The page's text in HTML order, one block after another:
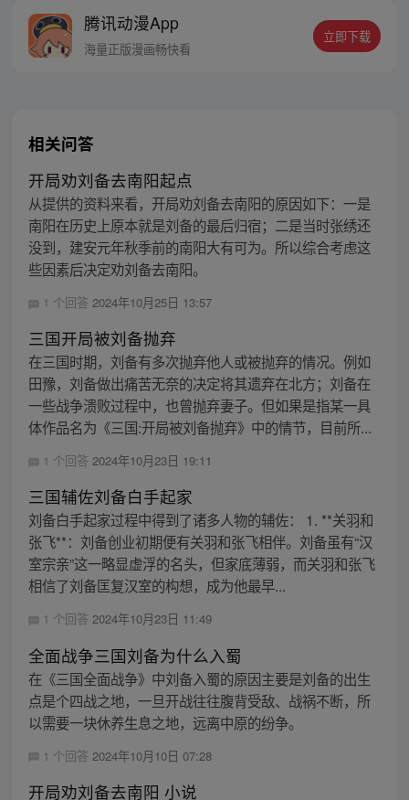
腾讯动漫App
海量正版漫画畅快看
立即下载
相关问答
开局劝刘备去南阳起点
从提供的资料来看，开局劝刘备去南阳的原因如下：一是
南阳在历史上原本就是刘备的最后归宿；二是当时张绣还
没到，建安元年秋季前的南阳大有可为。所以综合考虑这
些因素后决定劝刘备去南阳。
1 个回答 2024年10月25日 13:57
三国开局被刘备抛弃
在三国时期，刘备有多次抛弃他人或被抛弃的情况。例如
田豫，刘备做出痛苦无奈的决定将其遗弃在北方；刘备在
一些战争溃败过程中，也曾抛弃妻子。但如果是指某一具
体作品名为《三国:开局被刘备抛弃》中的情节，目前所...
1 个回答 2024年10月23日 19:11
三国辅佐刘备白手起家
刘备白手起家过程中得到了诸多人物的辅佐： 1. **关羽和
张飞**：刘备创业初期便有关羽和张飞相伴。刘备虽有“汉
室宗亲”这一略显虚浮的名头，但家底薄弱，而关羽和张飞
相信了刘备匡复汉室的构想，成为他最早...
1 个回答 2024年10月23日 11:49
全面战争三国刘备为什么入蜀
在《三国全面战争》中刘备入蜀的原因主要是刘备的出生
点是个四战之地，一旦开战往往腹背受敌、战祸不断，所
以需要一块休养生息之地，远离中原的纷争。
1 个回答 2024年10月10日 07:28
开局劝刘备去南阳 小说